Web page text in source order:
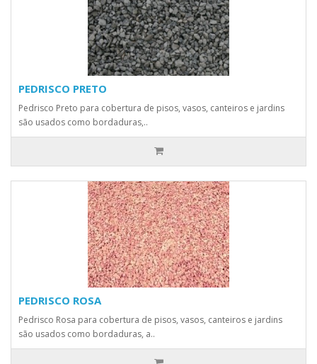
PEDRISCO PRETO
Pedrisco Preto para cobertura de pisos, vasos, canteiros e jardins
são usados como bordaduras,..
PEDRISCO ROSA
Pedrisco Rosa para cobertura de pisos, vasos, canteiros e jardins
são usados como bordaduras, a..